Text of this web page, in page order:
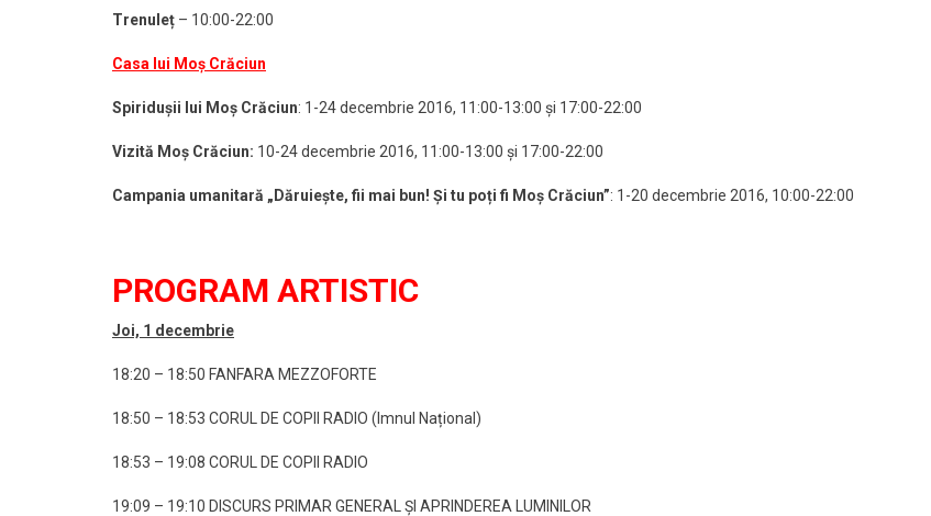
Trenuleț – 10:00-22:00
Casa lui Moș Crăciun
Spiridușii lui Moș Crăciun: 1-24 decembrie 2016, 11:00-13:00 și 17:00-22:00
Vizită Moș Crăciun: 10-24 decembrie 2016, 11:00-13:00 și 17:00-22:00
Campania umanitară „Dăruiește, fii mai bun! Și tu poți fi Moș Crăciun”: 1-20 decembrie 2016, 10:00-22:00
PROGRAM ARTISTIC
Joi, 1 decembrie
18:20 – 18:50 FANFARA MEZZOFORTE
18:50 – 18:53 CORUL DE COPII RADIO (Imnul Național)
18:53 – 19:08 CORUL DE COPII RADIO
19:09 – 19:10 DISCURS PRIMAR GENERAL ȘI APRINDEREA LUMINILOR